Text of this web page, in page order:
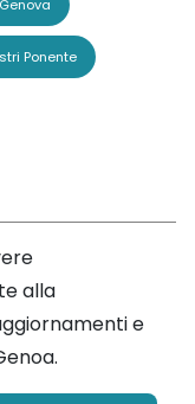
Ponente
alla
e